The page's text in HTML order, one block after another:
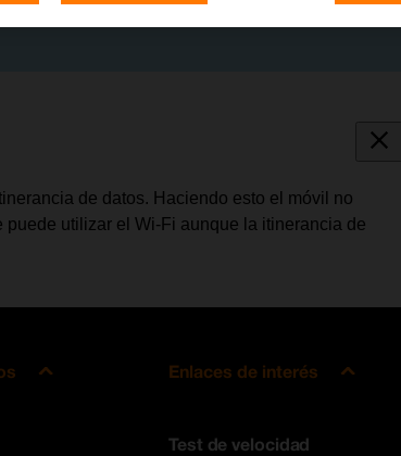
de datos. Haciendo esto el móvil no
utilizar el Wi-Fi aunque la itinerancia de
Enlaces de interés
Test de velocidad